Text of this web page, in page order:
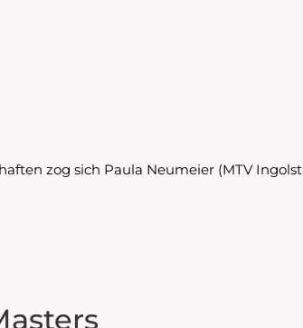
zog sich Paula Neumeier (MTV